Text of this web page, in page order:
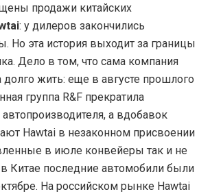
продажи китайских
: у дилеров закончились
Но эта история выходит за границы
Дело в том, что сама компания
долго жить: еще в августе прошлого
группа R&F прекратила
а вдобавок
Hawtai в незаконном присвоении
в июле конвейеры так и не
Китае последние автомобили были
На российском рынке Hawtai